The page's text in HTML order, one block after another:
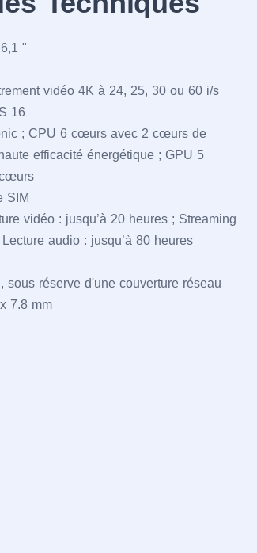
"
vidéo 4K à 24, 25, 30 ou 60 i/s
16
; CPU 6 cœurs avec 2 cœurs de
efficacité énergétique ; GPU 5
SIM
vidéo : jusqu’à 20 heures ; Streaming
audio : jusqu’à 80 heures
sous réserve d'une couverture réseau
7.8 mm